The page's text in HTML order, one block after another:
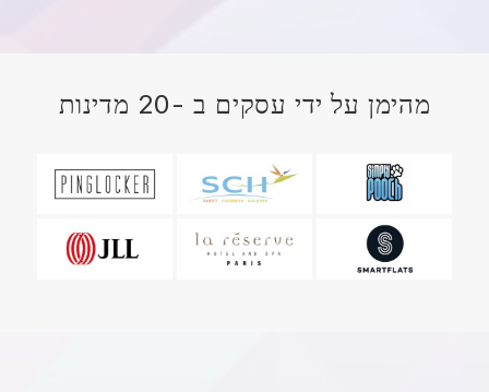
מהימן על ידי עסקים ב -20 מדינות